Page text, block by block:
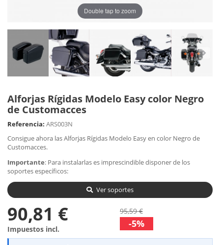
Double tap to zoom
Alforjas Rígidas Modelo Easy color Negro
de Customacces
Referencia: ARS003N
Consigue ahora las Alforjas Rígidas Modelo Easy en color Negro de
Customacces.
Importante: Para instalarlas es imprescindible disponer de los
soportes específicos:
Ver soportes
90,81 €
Impuestos incl.
95,59 €
-5%